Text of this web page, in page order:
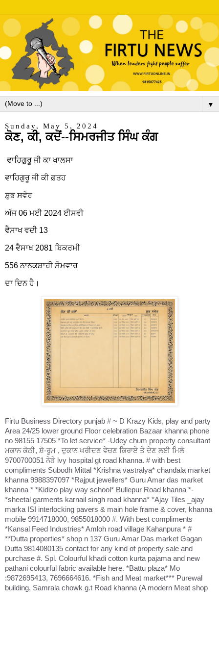
▼
Sunday, May 5, 2024
ਕੋਣ, ਕੀ, ਕਦੋਂ--ਸਿਮਰਜੀਤ ਸਿੰਘ ਕੰਗ
ਵਾਹਿਗੁਰੂ ਜੀ ਕਾ ਖਾਲਸਾ
ਵਾਹਿਗੁਰੂ ਜੀ ਕੀ ਫ਼ਤਹ
ਸ਼ੁਭ ਸਵੇਰ
ਅੱਜ 06 ਮਈ 2024 ਈਸਵੀ
ਵੈਸਾਖ ਵਦੀ 13
24 ਵੈਸਾਖ 2081 ਬਿਕਰਮੀ
556 ਨਾਨਕਸ਼ਾਹੀ ਸੋਮਵਾਰ
ਦਾ ਦਿਨ ਹੈ।
Firtu Business Directory punjab # ~ D Krazy Kids, play and party
Area 24/25 lower ground Floor celebration Bazaar khanna phone
no 98155 17505 *To let service* -Udey chum property consultant
ਮਕਾਨ ਕੋਠੀ, ਸ਼ੋ-ਰੂਮ , ਦੁਕਾਨ ਖਰੀਦਣ ਵੇਚਣ ਕਿਰਾਏ ਤੇ ਦੇਣ ਲਈ ਮਿਲੋ
9700700051 ਨੇੜੇ lvy hospital gt road khanna. # with best
compliments Subodh Mittal *Krishna vastralya* chandala market
khanna 9988397097 *Rajput jewellers* Guru Amar das market
khanna * *Kidizo play way school* Bullepur Road khanna *-
*sheetal garments karnail singh road khanna* *Ajay Tiles _ajay
marka ISI interlocking pavers & main hole frame & cover, khanna
mobile 9914718000, 9855018000 #. With best compliments
*Kansal Feed Industries* Amloh road village Kahanpura * #
**Dutta properties* shop n 137 Guru Amar Das market Gagan
Dutta 9814080135 contact for any kind of property sale and
purchase #. Spl. Colourful khadi cotton kurta pajama and new
pathani colourful fabric available here. *Battu plaza* Mo
:9872695413, 7696664616. *Fish and Meat market*** Purewal
building, Samrala chowk g.t Road khanna (A modern Meat shop